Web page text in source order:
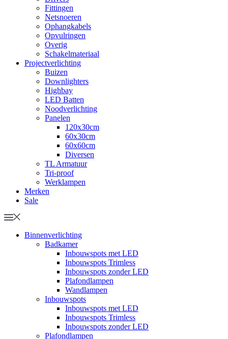
Fittingen
Netsnoeren
Ophangkabels
Opvulringen
Overig
Schakelmateriaal
Projectverlichting
Buizen
Downlighters
Highbay
LED Batten
Noodverlichting
Panelen
120x30cm
60x30cm
60x60cm
Diversen
TL Armatuur
Tri-proof
Werklampen
Merken
Sale
Binnenverlichting
Badkamer
Inbouwspots met LED
Inbouwspots Trimless
Inbouwspots zonder LED
Plafondlampen
Wandlampen
Inbouwspots
Inbouwspots met LED
Inbouwspots Trimless
Inbouwspots zonder LED
Plafondlampen